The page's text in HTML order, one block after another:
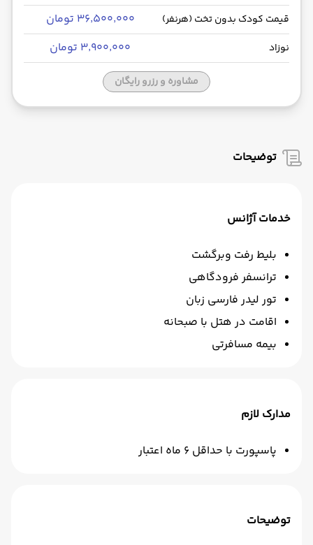
قیمت کودک بدون تخت (هرنفر) ۳۶٬۵۰۰٬۰۰۰ تومان
نوزاد ۳٬۹۰۰٬۰۰۰ تومان
مشاوره و رزرو رایگان
توضیحات
خدمات آژانس
بلیط رفت وبرگشت
ترانسفر فرودگاهی
تور لیدر فارسی زبان
اقامت در هتل با صبحانه
بیمه مسافرتی
مدارک لازم
پاسپورت با حداقل 6 ماه اعتبار
توضیحات